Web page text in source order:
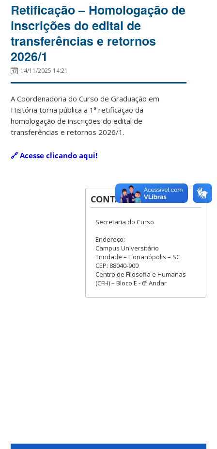
Retificação – Homologação de
inscrições do edital de
transferências e retornos
2026/1
14/11/2025 14:21
A Coordenadoria do Curso de Graduação em
História torna pública a 1ª retificação da
homologação de inscrições do edital de
transferências e retornos 2026/1.
🔗 Acesse clicando aqui!
CONTATOS
Secretaria do Curso
Endereço:
Campus Universitário
Trindade – Florianópolis – SC
CEP: 88040-900
Centro de Filosofia e Humanas
(CFH) – Bloco E - 6º Andar